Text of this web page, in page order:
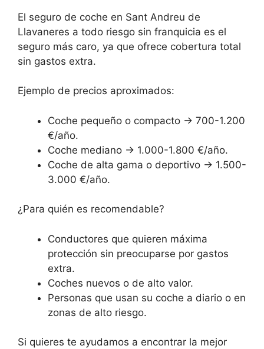
El seguro de coche en Sant Andreu de
Llavaneres a todo riesgo sin franquicia es el
seguro más caro, ya que ofrece cobertura total
sin gastos extra.
Ejemplo de precios aproximados:
Coche pequeño o compacto → 700-1.200
€/año.
Coche mediano → 1.000-1.800 €/año.
Coche de alta gama o deportivo → 1.500-
3.000 €/año.
¿Para quién es recomendable?
Conductores que quieren máxima
protección sin preocuparse por gastos
extra.
Coches nuevos o de alto valor.
Personas que usan su coche a diario o en
zonas de alto riesgo.
Si quieres te ayudamos a encontrar la mejor